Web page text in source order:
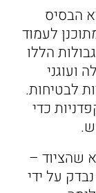
הבסיס
לעמוד
הללו
ועוגני
לבטיחות.
כדי
שהציוד –
על ידי